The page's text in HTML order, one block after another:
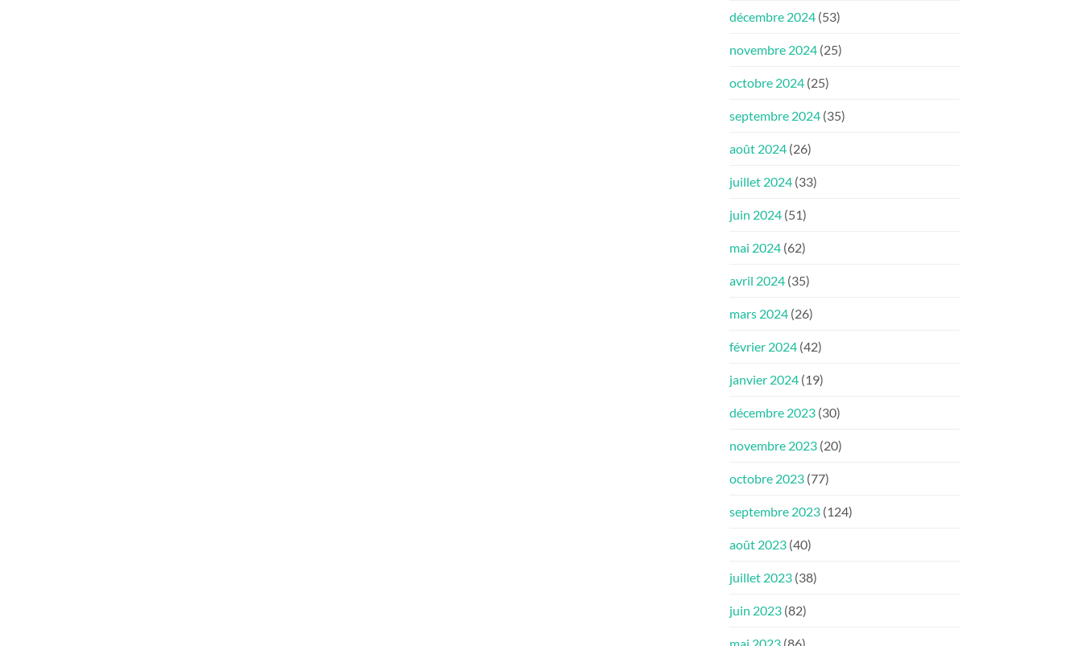
décembre 2024 (53)
novembre 2024 (25)
octobre 2024 (25)
septembre 2024 (35)
août 2024 (26)
juillet 2024 (33)
juin 2024 (51)
mai 2024 (62)
avril 2024 (35)
mars 2024 (26)
février 2024 (42)
janvier 2024 (19)
décembre 2023 (30)
novembre 2023 (20)
octobre 2023 (77)
septembre 2023 (124)
août 2023 (40)
juillet 2023 (38)
juin 2023 (82)
mai 2023 (86)